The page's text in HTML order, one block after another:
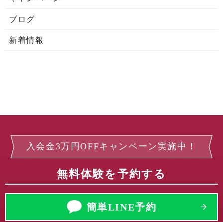
ブログ
新着情報
入会金3万円OFFキャンペーン実施中！
無料体験を予約する
簡単LINE予約